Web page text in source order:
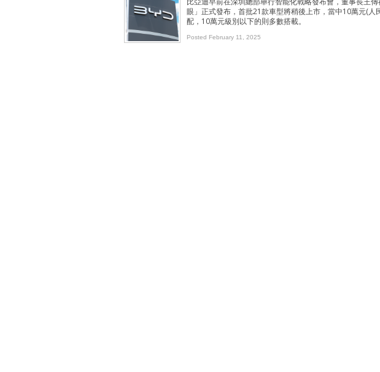
眼」正式發布，首批21款車型將稍後上市，當中10萬元(人
配，10萬元級別以下的則多數搭載。
Posted February 11, 2025